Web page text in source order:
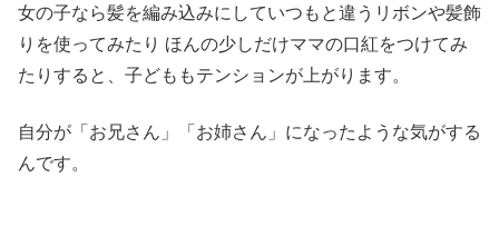
女の子なら髪を編み込みにしていつもと違うリボンや髪飾
りを使ってみたり ほんの少しだけママの口紅をつけてみ
たりすると、子どももテンションが上がります。
自分が「お兄さん」「お姉さん」になったような気がする
んです。